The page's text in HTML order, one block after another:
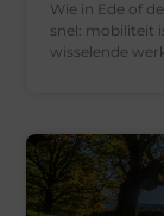
Wie in Ede of
snel: mobiliteit
wisselende